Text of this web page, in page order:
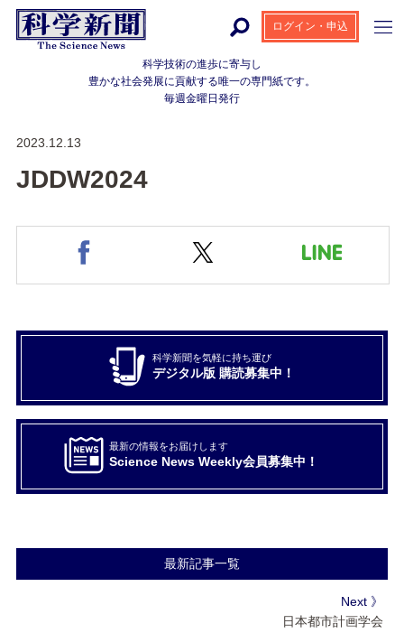
科学技術の進歩に寄与し
豊かな社会発展に貢献する唯一の専門紙です。
毎週金曜日発行
ログイン・申込
2023.12.13
JDDW2024
科学新聞を気軽に持ち運び
デジタル版 購読募集中！
最新の情報をお届けします
Science News Weekly会員募集中！
最新記事一覧
Next 》
日本都市計画学会